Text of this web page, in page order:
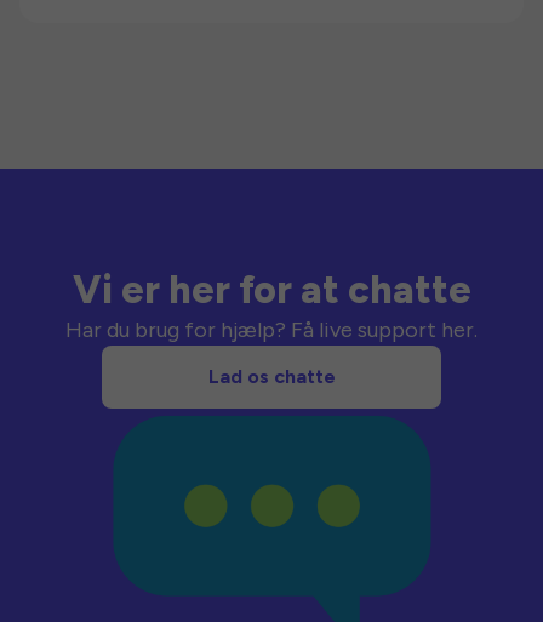
Vi er her for at chatte
Har du brug for hjælp? Få live support her.
Lad os chatte